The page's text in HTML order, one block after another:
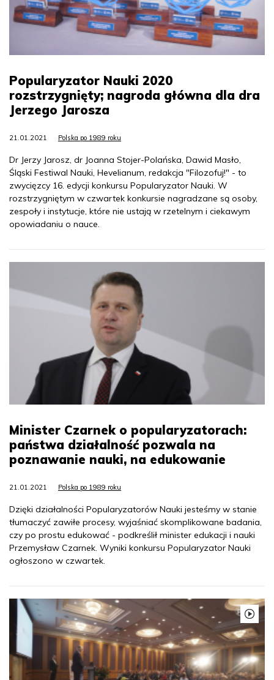
Popularyzator Nauki 2020
rozstrzygnięty; nagroda główna dla dra
Jerzego Jarosza
21.01.2021 Polska po 1989 roku
Dr Jerzy Jarosz, dr Joanna Stojer-Polańska, Dawid Masło,
Śląski Festiwal Nauki, Hevelianum, redakcja "Filozofuj!" - to
zwycięzcy 16. edycji konkursu Popularyzator Nauki. W
rozstrzygniętym w czwartek konkursie nagradzane są osoby,
zespoły i instytucje, które nie ustają w rzetelnym i ciekawym
opowiadaniu o nauce.
Minister Czarnek o popularyzatorach:
państwa działalność pozwala na
poznawanie nauki, na edukowanie
21.01.2021 Polska po 1989 roku
Dzięki działalności Popularyzatorów Nauki jesteśmy w stanie
tłumaczyć zawiłe procesy, wyjaśniać skomplikowane badania,
czy po prostu edukować - podkreślił minister edukacji i nauki
Przemysław Czarnek. Wyniki konkursu Popularyzator Nauki
ogłoszono w czwartek.